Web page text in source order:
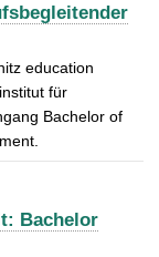
education
für
Bachelor of
Bachelor